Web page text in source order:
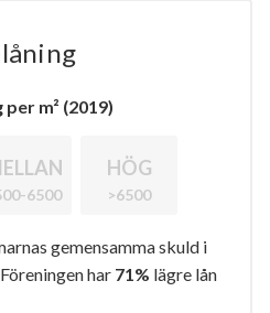
per m² (2019)
6500
HÖG
>6500
gemensamma skuld i
har 71% lägre lån